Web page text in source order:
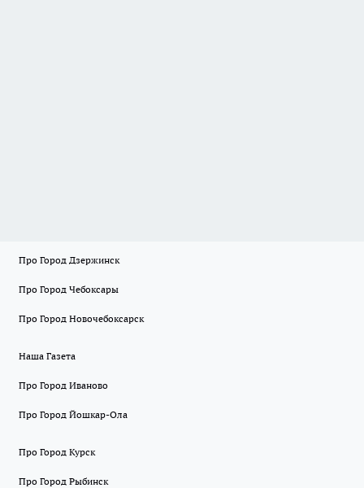
Про Город Дзержинск
Про Город Чебоксары
Про Город Новочебоксарск
Наша Газета
Про Город Иваново
Про Город Йошкар-Ола
Про Город Курск
Про Город Рыбинск